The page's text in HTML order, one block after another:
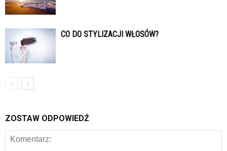
CO DO STYLIZACJI WŁOSÓW?
ZOSTAW ODPOWIEDŹ